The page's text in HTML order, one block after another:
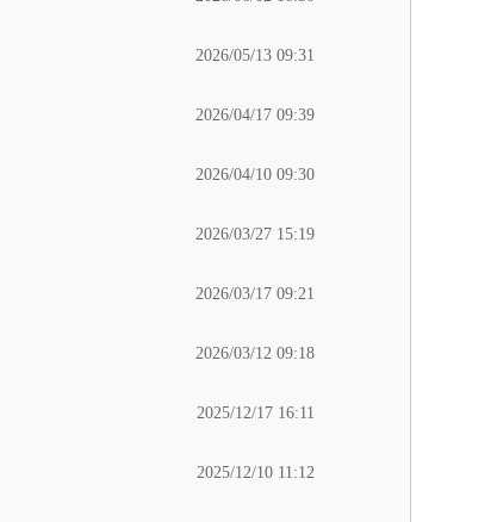
2026/05/13 09:31
2026/04/17 09:39
2026/04/10 09:30
2026/03/27 15:19
2026/03/17 09:21
2026/03/12 09:18
2025/12/17 16:11
2025/12/10 11:12